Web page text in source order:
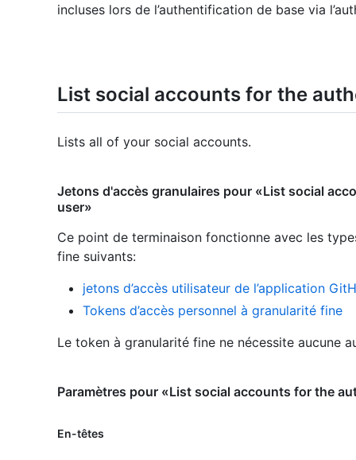
incluses lors de l’authentification de base via
List social accounts for the
Lists all of your social accounts.
Jetons d'accès granulaires pour «List social
user»
Ce point de terminaison fonctionne avec les
fine suivants:
jetons d’accès utilisateur de l’application
Tokens d’accès personnel à granularité fine
Le token à granularité fine ne nécessite aucune
Paramètres pour «List social accounts for the
En-têtes